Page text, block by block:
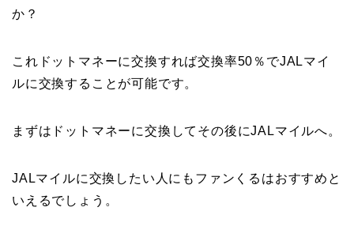
か？
これドットマネーに交換すれば交換率50％でJALマイ
ルに交換することが可能です。
まずはドットマネーに交換してその後にJALマイルへ。
JALマイルに交換したい人にもファンくるはおすすめと
いえるでしょう。